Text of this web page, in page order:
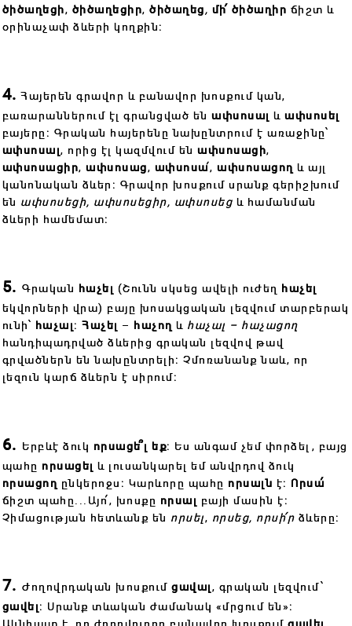
ծիծաղեցի, ծիծաղեցիր, ծիծաղեց, մի՛ ծիծաղիր ճիշտ և
օրինաչափ ձևերի կողքին։
4. Հայերեն գրավոր և բանավոր խոսքում կան,
բառարաններում էլ գրանցված են ափսոսալ և ափսոսել
բայերը։ Գրական հայերենը նախընտրում է առաջինը՝
ափսոսալ, որից էլ կազմվում են ափսոսացի,
ափսոսացիր, ափսոսաց, ափսոսա՛, ափսոսացող և այլ
կանոնական ձևեր։ Գրավոր խոսքում սրանք գերիշխում
են ափսոսեցի, ափսոսեցիր, ափսոսեց և համանման
ձևերի համեմատ։
5. Գրական հաչել (Շունն սկսեց ավելի ուժեղ հաչել
եկվորների վրա) բայը խոսակցական լեզվում տարբերակ
ունի՝ հաչալ։ Հաչել – հաչող և հաչալ – հաչացող
հանդիպադրված ձևերից գրական լեզվով թավ
գրվածներն են նախընտրելի։ Չմոռանանք նաև, որ
լեզուն կարճ ձևերն է սիրում։
6. Երբևէ ձուկ որսացե՞լ եք։ Ես անգամ չեմ փորձել, բայց
պահը որսացել և լուսանկարել եմ անվրդով ձուկ
որսացող ընկերոջս։ Կարևորը պահը որսալն է։ Որսա՛
ճիշտ պահը...Այո՛, խոսքը որսալ բայի մասին է։
Չիմացության հետևանք են որսել, որսեց, որսի՛ր ձևերը։
7. Ժողովրդական խոսքում ցավալ, գրական լեզվում՝
ցավել։ Սրանք տևական ժամանակ «մրցում են»։